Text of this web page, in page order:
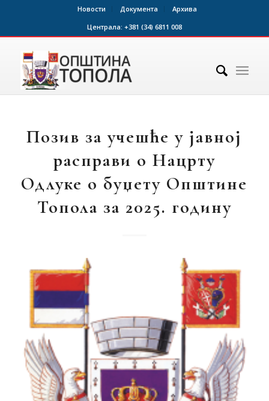
Новости Документа
Архива
Централа: +381 (34) 6811 008
Позив за учешће у јавној
расправи о Нацрту
Одлуке о буџету Општине
Топола за 2025. годину